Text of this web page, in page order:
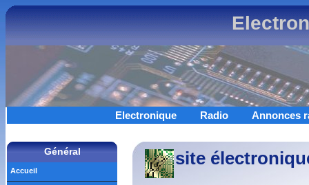
Electronique Radio Annonces
. site
Général
Accueil